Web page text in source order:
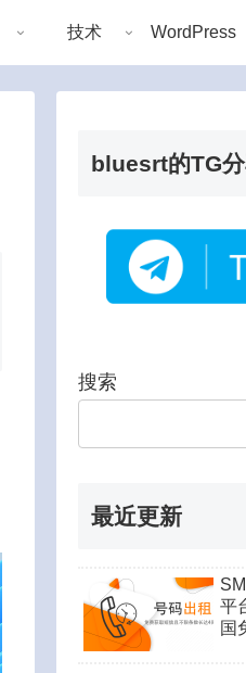
技术 WordPress
bluesrt的TG
搜索
最近更新
平
国